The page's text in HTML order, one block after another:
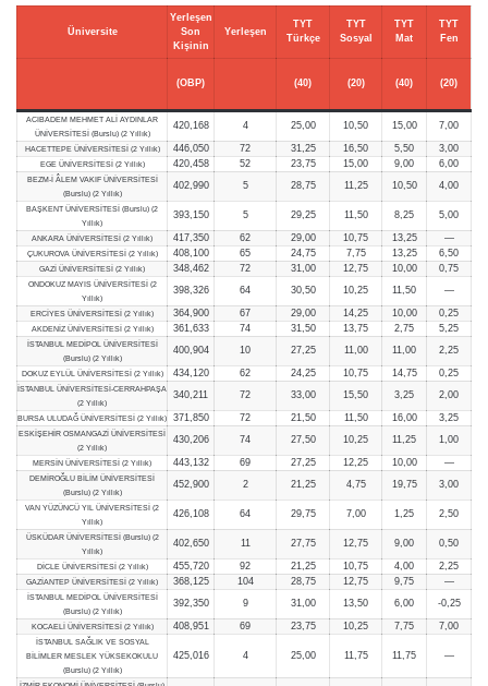
Üniversite
Yerleşen
Son
Kişinin
Yerleşen
TYT
Türkçe
TYT
Sosyal
TYT
Mat
TYT
Fen
(OBP) (40) (20) (40) (20)
ACIBADEM MEHMET ALİ AYDINLAR
ÜNİVERSİTESİ (Burslu) (2 Yıllık)
420,168 4 25,00 10,50 15,00 7,00
HACETTEPE ÜNİVERSİTESİ (2 Yıllık) 446,050 72 31,25 16,50 5,50 3,00
EGE ÜNİVERSİTESİ (2 Yıllık) 420,458 52 23,75 15,00 9,00 6,00
BEZM-İ ÂLEM VAKIF ÜNİVERSİTESİ
(Burslu) (2 Yıllık)
402,990 5 28,75 11,25 10,50 4,00
BAŞKENT ÜNİVERSİTESİ (Burslu) (2
Yıllık)
393,150 5 29,25 11,50 8,25 5,00
ANKARA ÜNİVERSİTESİ (2 Yıllık) 417,350 62 29,00 10,75 13,25 —
ÇUKUROVA ÜNİVERSİTESİ (2 Yıllık) 408,100 65 24,75 7,75 13,25 6,50
GAZİ ÜNİVERSİTESİ (2 Yıllık) 348,462 72 31,00 12,75 10,00 0,75
ONDOKUZ MAYIS ÜNİVERSİTESİ (2
Yıllık)
398,326 64 30,50 10,25 11,50 —
ERCİYES ÜNİVERSİTESİ (2 Yıllık) 364,900 67 29,00 14,25 10,00 0,25
AKDENİZ ÜNİVERSİTESİ (2 Yıllık) 361,633 74 31,50 13,75 2,75 5,25
İSTANBUL MEDİPOL ÜNİVERSİTESİ
(Burslu) (2 Yıllık)
400,904 10 27,25 11,00 11,00 2,25
DOKUZ EYLÜL ÜNİVERSİTESİ (2 Yıllık) 434,120 62 24,25 10,75 14,75 0,25
İSTANBUL ÜNİVERSİTESİ-CERRAHPAŞA
(2 Yıllık)
340,211 72 33,00 15,50 3,25 2,00
BURSA ULUDAĞ ÜNİVERSİTESİ (2 Yıllık) 371,850 72 21,50 11,50 16,00 3,25
ESKİŞEHİR OSMANGAZİ ÜNİVERSİTESİ
(2 Yıllık)
430,206 74 27,50 10,25 11,25 1,00
MERSİN ÜNİVERSİTESİ (2 Yıllık) 443,132 69 27,25 12,25 10,00 —
DEMİROĞLU BİLİM ÜNİVERSİTESİ
(Burslu) (2 Yıllık)
452,900 2 21,25 4,75 19,75 3,00
VAN YÜZÜNCÜ YIL ÜNİVERSİTESİ (2
Yıllık)
426,108 64 29,75 7,00 1,25 2,50
ÜSKÜDAR ÜNİVERSİTESİ (Burslu) (2
Yıllık)
402,650 11 27,75 12,75 9,00 0,50
DİCLE ÜNİVERSİTESİ (2 Yıllık) 455,720 92 21,25 10,75 4,00 2,25
GAZİANTEP ÜNİVERSİTESİ (2 Yıllık) 368,125 104 28,75 12,75 9,75 —
İSTANBUL MEDİPOL ÜNİVERSİTESİ
(Burslu) (2 Yıllık)
392,350 9 31,00 13,50 6,00 -0,25
KOCAELİ ÜNİVERSİTESİ (2 Yıllık) 408,951 69 23,75 10,25 7,75 7,00
İSTANBUL SAĞLIK VE SOSYAL
BİLİMLER MESLEK YÜKSEKOKULU
(Burslu) (2 Yıllık)
425,016 4 25,00 11,75 11,75 —